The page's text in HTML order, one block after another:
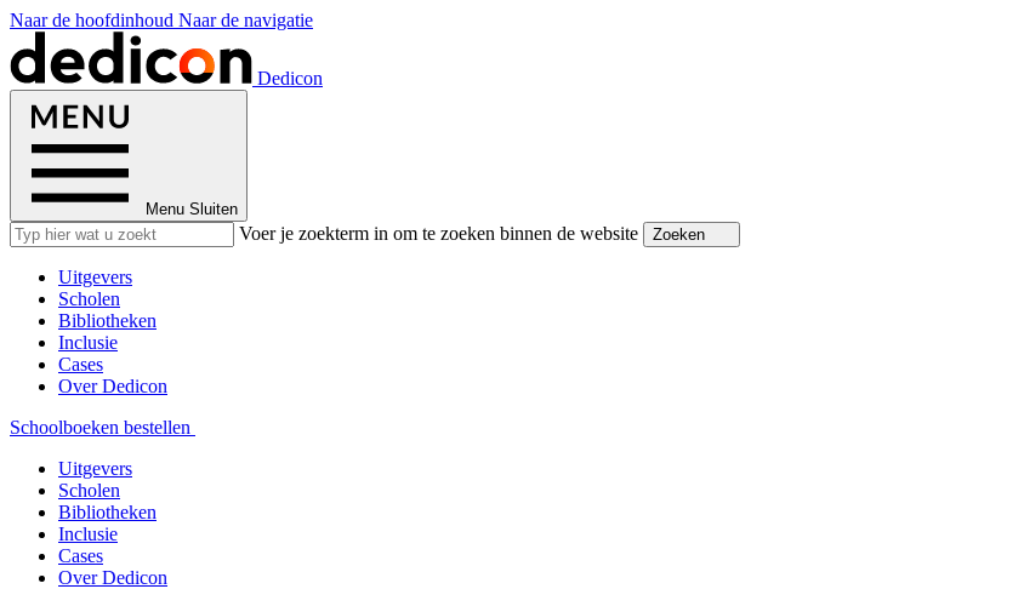
Naar de hoofdinhoud Naar de navigatie
Dedicon
Menu Sluiten
Voer je zoekterm in om te zoeken binnen de website Zoeken
Uitgevers
Scholen
Bibliotheken
Inclusie
Cases
Over Dedicon
Schoolboeken bestellen
Uitgevers
Scholen
Bibliotheken
Inclusie
Cases
Over Dedicon